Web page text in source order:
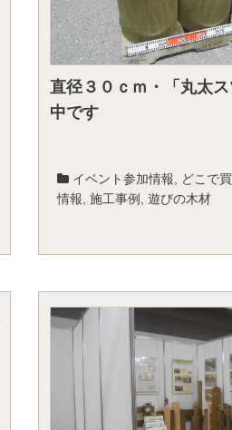
直径３０ｃｍ・「丸太
中です
イベント参加情報 どこで
情報 施工事例 遊びの木材